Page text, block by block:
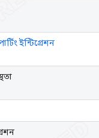
ইন্টিগ্রেশন